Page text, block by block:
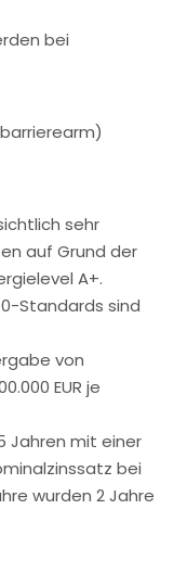
bei
barrierearm)
sehr
auf Grund der
A+.
Standards sind
von
EUR je
Jahren mit einer
bei
wurden 2 Jahre